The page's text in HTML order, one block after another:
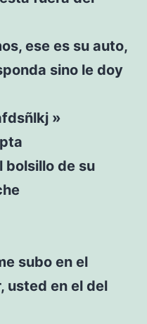
ese es su auto,
sino le doy
»
bolsillo de su
subo en el
usted en el del